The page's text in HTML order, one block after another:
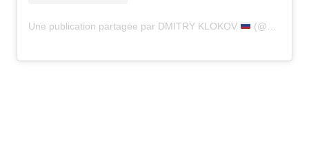
Une publication partagée par DMITRY KLOKOV (@klokovd)